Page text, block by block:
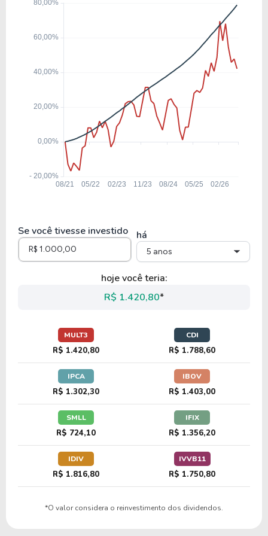
ITUB4
13,42%
8,74 18,83%
Se você tivesse investido há
5 anos
hoje você teria:
R$ 1.420,80*
MULT3
R$ 1.420,80
CDI
R$ 1.788,60
IPCA
R$ 1.302,30
IBOV
R$ 1.403,00
SMLL
R$ 724,10
IFIX
R$ 1.356,20
IDIV
R$ 1.816,80
IVVB11
R$ 1.750,80
*O valor considera o reinvestimento dos dividendos.